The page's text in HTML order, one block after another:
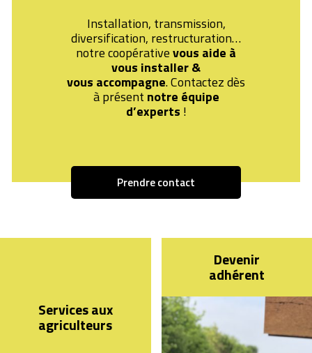
Installation, transmission,
diversification, restructuration…
notre coopérativevous aide à
vous installer &
vous accompagne. Contactez dès
à présent notre équipe
d’experts !
Prendre contact
Services aux
agriculteurs
Devenir
adhérent